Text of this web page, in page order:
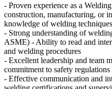
- Proven experience as a
construction, manufacturing, or
knowledge of welding
- Strong understanding of
ASME) - Ability to read and
and welding procedures
- Excellent leadership and team
commitment to safety
- Effective communication and